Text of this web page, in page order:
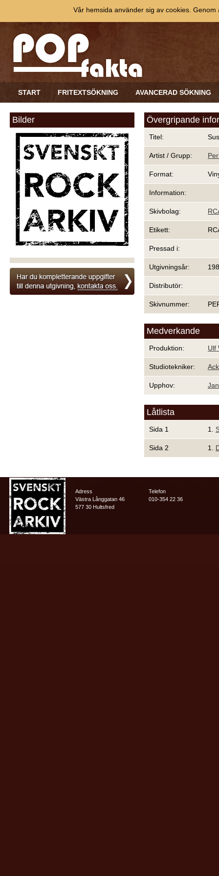
START FRITEXTSÖKNING AVANCERAD SÖKNING
Bilder Övergripande
Titel:
Artist / Grupp:
Format:
Information:
Skivbolag:
Etikett:
Pressad i:
Utgivningsår:
Distributör:
Skivnummer:
Medverkande
Produktion: Ulf
Studiotekniker:
Upphov:
Låtlista
Sida 1 1.
Sida 2 1.
Adress
Västra Långgatan 46
577 30 Hultsfred
Telefon
010-354 22 36
Vår hemsida använder sig av cookies.